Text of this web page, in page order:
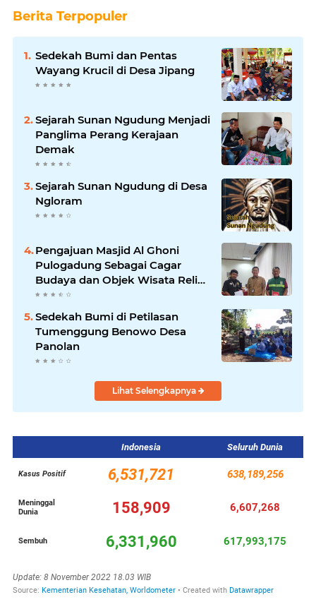
Berita Terpopuler
Sedekah Bumi dan Pentas
Wayang Krucil di Desa Jipang
Sejarah Sunan Ngudung Menjadi
Panglima Perang Kerajaan
Demak
Sejarah Sunan Ngudung di Desa
Ngloram
Pengajuan Masjid Al Ghoni
Pulogadung Sebagai Cagar
Budaya dan Objek Wisata Religi
ke Parekraf Jakarta Timur
Sedekah Bumi di Petilasan
Tumenggung Benowo Desa
Panolan
Lihat Selengkapnya